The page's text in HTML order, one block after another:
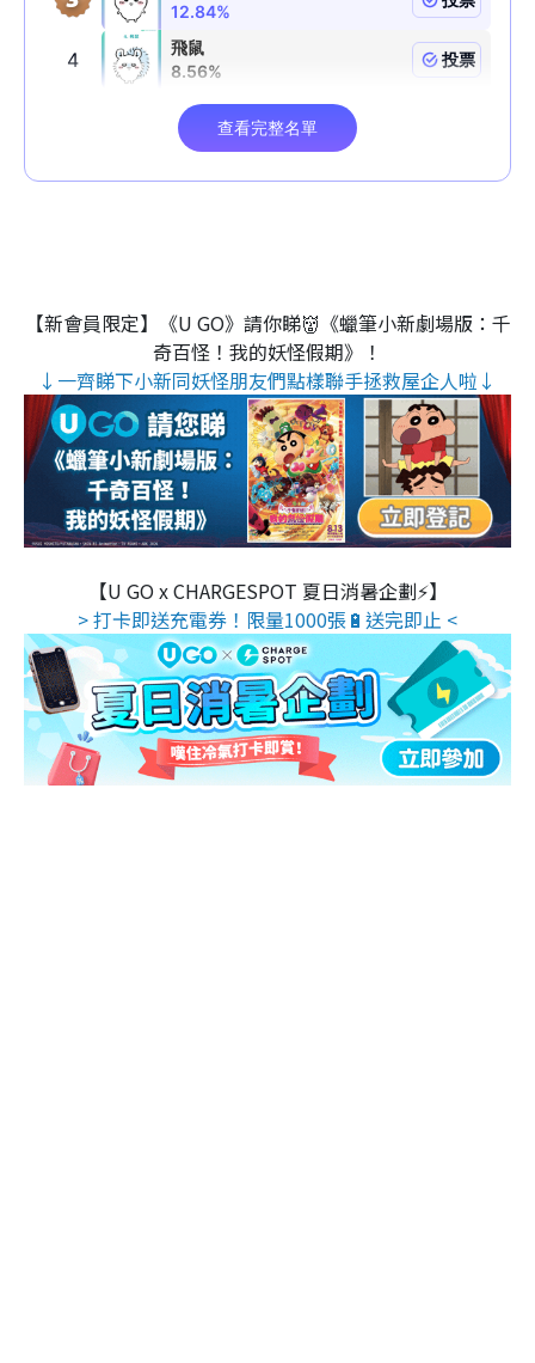
【新會員限定】《U GO》請你睇👹《蠟筆小新劇場版：千
奇百怪！我的妖怪假期》！
↓一齊睇下小新同妖怪朋友們點樣聯手拯救屋企人啦↓
【U GO x CHARGESPOT 夏日消暑企劃⚡】
> 打卡即送充電券！限量1000張🔋送完即止 <